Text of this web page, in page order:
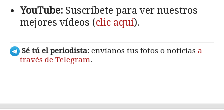
YouTube: Suscríbete para ver nuestros
mejores vídeos (clic aquí).
Sé tú el periodista: envíanos tus fotos o noticias a
través de Telegram.